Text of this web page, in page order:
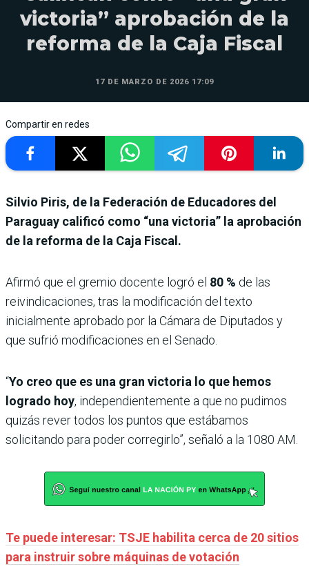
victoria” aprobación de la
reforma de la Caja Fiscal
17 DE MARZO DE 2026 17:09
Compartir en redes
Silvio Piris, de la Federación de Educadores del
Paraguay calificó como “una victoria” la aprobación
de la reforma de la Caja Fiscal.
Afirmó que el gremio docente logró el 80 % de las
reivindicaciones, tras la modificación del texto
inicialmente aprobado por la Cámara de Diputados y
que sufrió modificaciones en el Senado.
“Yo creo que es una gran victoria lo que hemos
logrado hoy, independientemente a que no pudimos
quizás rever todos los puntos que estábamos
solicitando para poder corregirlo”, señaló a la 1080 AM.
Te puede interesar: TSJE habilita cerca de 20 sitios
para instruir sobre máquinas de votación